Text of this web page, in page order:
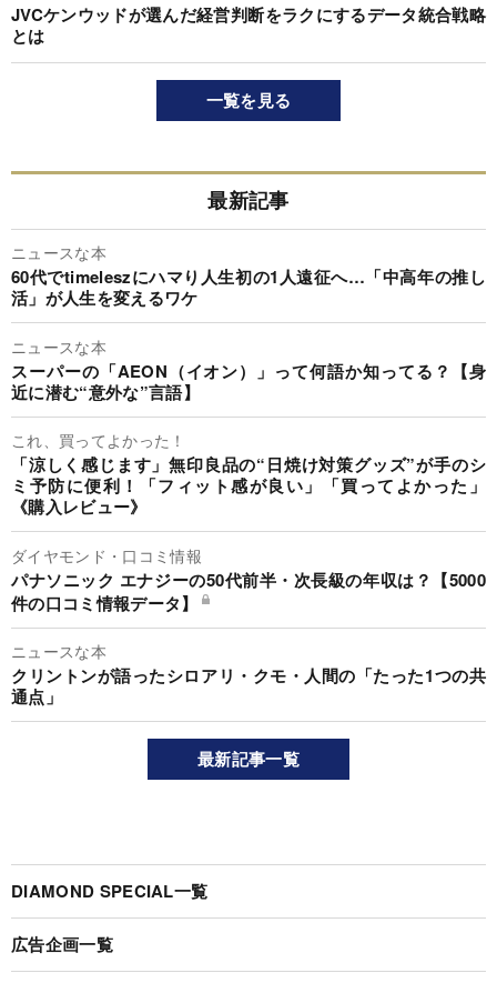
JVCケンウッドが選んだ経営判断をラクにするデータ統合戦略
とは
一覧を見る
最新記事
ニュースな本
60代でtimeleszにハマり人生初の1人遠征へ…「中高年の推し
活」が人生を変えるワケ
ニュースな本
スーパーの「AEON（イオン）」って何語か知ってる？【身
近に潜む“意外な”言語】
これ、買ってよかった！
「涼しく感じます」無印良品の“日焼け対策グッズ”が手のシ
ミ予防に便利！「フィット感が良い」「買ってよかった」
《購入レビュー》
ダイヤモンド・口コミ情報
パナソニック エナジーの50代前半・次長級の年収は？【5000
件の口コミ情報データ】
ニュースな本
クリントンが語ったシロアリ・クモ・人間の「たった1つの共
通点」
最新記事一覧
DIAMOND SPECIAL一覧
広告企画一覧